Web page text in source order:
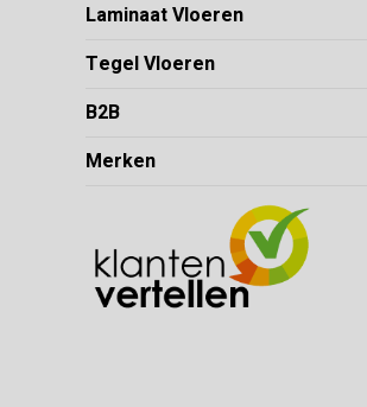
Laminaat Vloeren
Tegel Vloeren
B2B
Merken